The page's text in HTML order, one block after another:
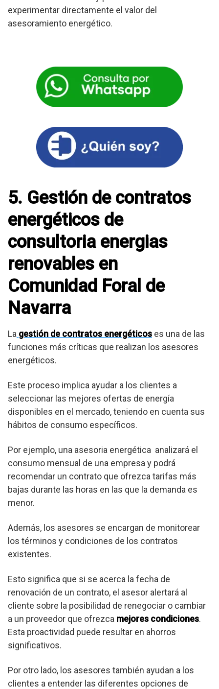
experimentar directamente el valor del
asesoramiento energético.
5. Gestión de contratos
energéticos de
consultoria energias
renovables en
Comunidad Foral de
Navarra
La gestión de contratos energéticos es una de las
funciones más críticas que realizan los asesores
energéticos.
Este proceso implica ayudar a los clientes a
seleccionar las mejores ofertas de energía
disponibles en el mercado, teniendo en cuenta sus
hábitos de consumo específicos.
Por ejemplo, una asesoria energética analizará el
consumo mensual de una empresa y podrá
recomendar un contrato que ofrezca tarifas más
bajas durante las horas en las que la demanda es
menor.
Además, los asesores se encargan de monitorear
los términos y condiciones de los contratos
existentes.
Esto significa que si se acerca la fecha de
renovación de un contrato, el asesor alertará al
cliente sobre la posibilidad de renegociar o cambiar
a un proveedor que ofrezca mejores condiciones.
Esta proactividad puede resultar en ahorros
significativos.
Por otro lado, los asesores también ayudan a los
clientes a entender las diferentes opciones de